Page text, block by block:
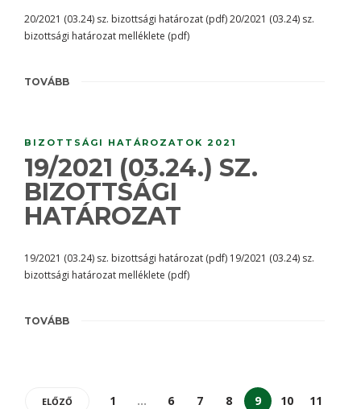
20/2021 (03.24) sz. bizottsági határozat (pdf) 20/2021 (03.24) sz.
bizottsági határozat melléklete (pdf)
TOVÁBB
BIZOTTSÁGI HATÁROZATOK 2021
19/2021 (03.24.) SZ.
BIZOTTSÁGI
HATÁROZAT
19/2021 (03.24) sz. bizottsági határozat (pdf) 19/2021 (03.24) sz.
bizottsági határozat melléklete (pdf)
TOVÁBB
ELŐZŐ 1 … 6 7 8 9 10 11